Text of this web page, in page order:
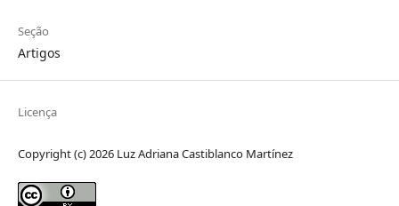
Seção
Artigos
Licença
Copyright (c) 2026 Luz Adriana Castiblanco Martínez